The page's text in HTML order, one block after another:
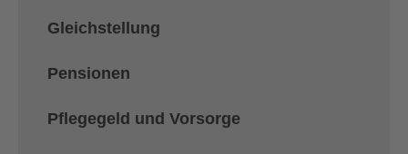
Gleichstellung
Pensionen
Pflegegeld und Vorsorge